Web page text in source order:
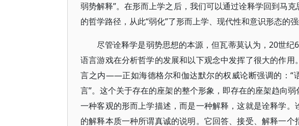
弱势解释”。在形而上学之后，我们可以通过诠释学回到马
的哲学路径，从此“弱化”了形而上学、现代性和意识形态的强
尽管诠释学是弱势思想的本源，但瓦蒂莫认为，20世
语言游戏在分析哲学的发展和以下观念中发挥了很大的作
言之内——正如海德格尔和伽达默尔的权威论断强调的：“
言”。这个关于存在的座架的整个形象，即存在的座架趋向
一种客观的形而上学描述，而是一种解释，这就是诠释学
的解释本质一种所谓真诚的说明。它回答、接受、解释一